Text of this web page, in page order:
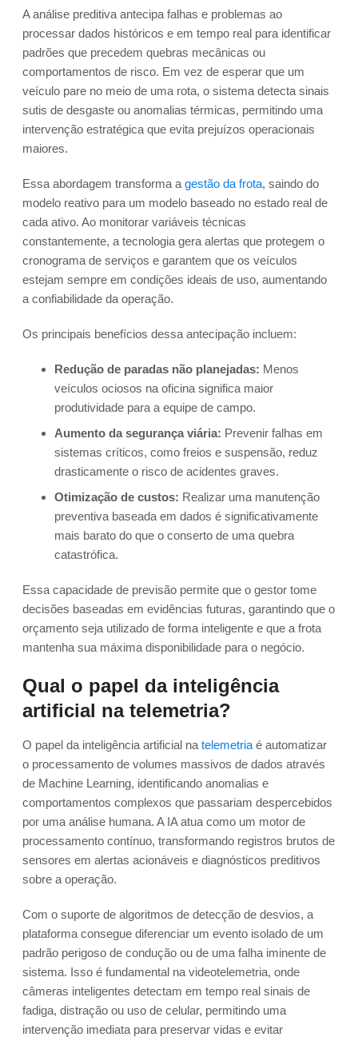
A análise preditiva antecipa falhas e problemas ao
processar dados históricos e em tempo real para identificar
padrões que precedem quebras mecânicas ou
comportamentos de risco. Em vez de esperar que um
veículo pare no meio de uma rota, o sistema detecta sinais
sutis de desgaste ou anomalias térmicas, permitindo uma
intervenção estratégica que evita prejuízos operacionais
maiores.
Essa abordagem transforma a gestão da frota, saindo do
modelo reativo para um modelo baseado no estado real de
cada ativo. Ao monitorar variáveis técnicas
constantemente, a tecnologia gera alertas que protegem o
cronograma de serviços e garantem que os veículos
estejam sempre em condições ideais de uso, aumentando
a confiabilidade da operação.
Os principais benefícios dessa antecipação incluem:
Redução de paradas não planejadas: Menos
veículos ociosos na oficina significa maior
produtividade para a equipe de campo.
Aumento da segurança viária: Prevenir falhas em
sistemas críticos, como freios e suspensão, reduz
drasticamente o risco de acidentes graves.
Otimização de custos: Realizar uma manutenção
preventiva baseada em dados é significativamente
mais barato do que o conserto de uma quebra
catastrófica.
Essa capacidade de previsão permite que o gestor tome
decisões baseadas em evidências futuras, garantindo que o
orçamento seja utilizado de forma inteligente e que a frota
mantenha sua máxima disponibilidade para o negócio.
Qual o papel da inteligência
artificial na telemetria?
O papel da inteligência artificial na telemetria é automatizar
o processamento de volumes massivos de dados através
de Machine Learning, identificando anomalias e
comportamentos complexos que passariam despercebidos
por uma análise humana. A IA atua como um motor de
processamento contínuo, transformando registros brutos de
sensores em alertas acionáveis e diagnósticos preditivos
sobre a operação.
Com o suporte de algoritmos de detecção de desvios, a
plataforma consegue diferenciar um evento isolado de um
padrão perigoso de condução ou de uma falha iminente de
sistema. Isso é fundamental na videotelemetria, onde
câmeras inteligentes detectam em tempo real sinais de
fadiga, distração ou uso de celular, permitindo uma
intervenção imediata para preservar vidas e evitar